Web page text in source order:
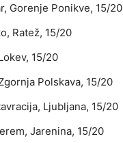
Gorenje Ponikve, 15/20
Ratež, 15/20
15/20
Polskava, 15/20
Ljubljana, 15/20
Jarenina, 15/20